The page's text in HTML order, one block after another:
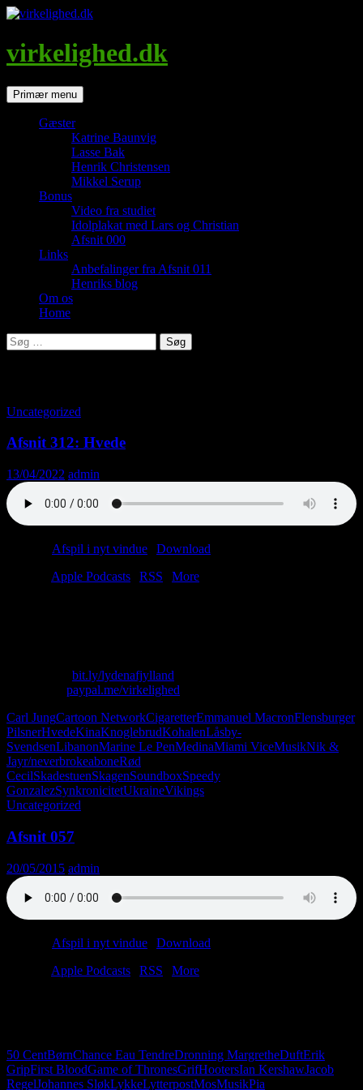
Hop
indhold
virkelighed.dk
SøgPrimær menu
Gæster
Katrine Baunvig
Lasse Bak
Henrik Christensen
Mikkel Serup
Bonus
Video fra studiet
Idolplakat med Lars og Christian
Afsnit 000
Links
Anbefalinger fra Afsnit 011
Henriks blog
Om os
Home
Søg
efter:
Uncategorized
Afsnit 312: Hvede
13/04/2022 admin
Afspil i nyt vindue Download
Apple Podcasts RSS
More
bit.ly/lydenafjylland
paypal.me/virkelighed
Carl JungCartoon NetworkCigaretterEmmanuel MacronFlensburger
PilsnerHvedeKinaKnoglebrudKohalenLåsby-
SvendsenLibanonMarine Le PenMedinaMiami ViceMusikNik &
Jayr/neverbrokeaboneRød
CecilSkadestuenSkagenSoundboxSpeedy
GonzalezSynkronicitetUkraineVikings
Uncategorized
Afsnit 057
20/05/2015 admin
Afspil i nyt vindue Download
Apple Podcasts RSS
More
50 CentBørnChance Eau TendreDronning MargretheDuftErik
GripFirst BloodGame of ThronesGrifHootersIan KershawJacob
RegelJohannes SløkLykkeLytterpostMosMusikPia